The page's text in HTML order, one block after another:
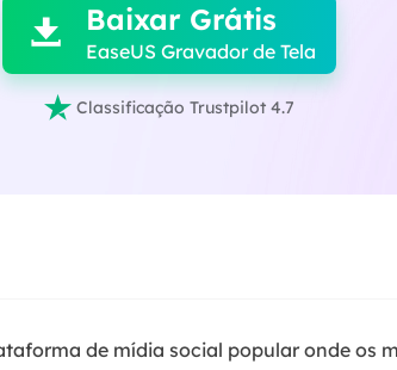
 Baixar Grátis
EaseUS Gravador de Tela
 Classificação Trustpilot 4.7
de mídia social popular onde os